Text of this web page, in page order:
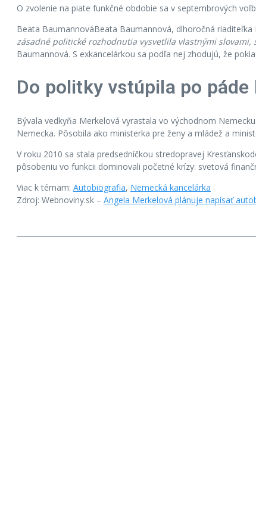
O zvolenie na piate funkčné obdobie sa v septembrových
Beata BaumannováBeata Baumannová, dlhoročná
zásadné politické rozhodnutia vysvetlila vlastnými slovami,
Baumannová. S exkancelárkou sa podľa nej zhodujú, že
Do politky vstúpila po
Bývala vedkyňa Merkelová vyrastala vo východnom
Nemecka. Pôsobila ako ministerka pre ženy a mládež a
V roku 2010 sa stala predsedníčkou stredopravej
pôsobeniu vo funkcii dominovali početné krízy: svetová
Viac k témam: Autobiografia, Nemecká kancelárka
Zdroj: Webnoviny.sk – Angela Merkelová plánuje napísať